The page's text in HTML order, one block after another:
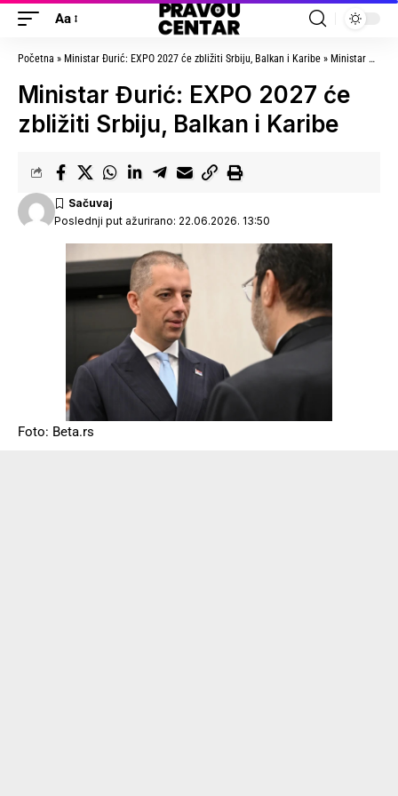
Aa
Početna » Ministar Đurić: EXPO 2027 će zbližiti Srbiju, Balkan i Karibe » Ministar Đurić: EXPO 2027 će zbližiti Srbiju, Balkan i Karibe
Ministar Đurić: EXPO 2027 će
zbližiti Srbiju, Balkan i Karibe
Poslednji put ažurirano: 22.06.2026. 13:50
Foto: Beta.rs